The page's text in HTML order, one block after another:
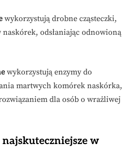
wykorzystują drobne cząsteczki,
odsłaniając odnowioną
wykorzystują enzymy do
martwych komórek naskórka,
dla osób o wrażliwej
najskuteczniejsze w